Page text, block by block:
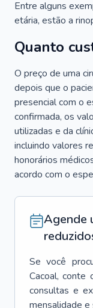
Entre alguns
etária, estão a
Quanto
O preço de uma
depois que o
presencial com o
confirmada, os
utilizadas e da
incluindo valores
honorários
acordo com o
Agende
Se você
Cacoal, conte
consultas e
mensalidade